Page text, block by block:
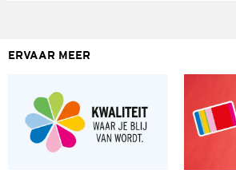
ERVAAR MEER